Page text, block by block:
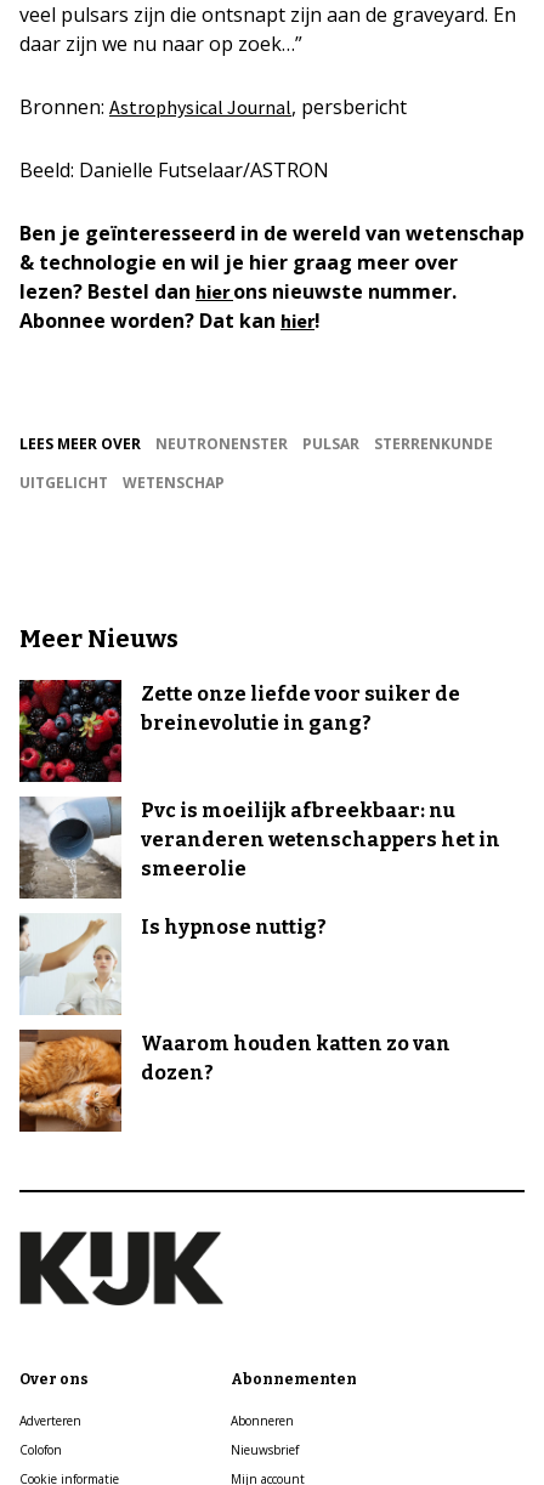
veel pulsars zijn die ontsnapt zijn aan de graveyard. En
daar zijn we nu naar op zoek…”
Bronnen: Astrophysical Journal, persbericht
Beeld: Danielle Futselaar/ASTRON
Ben je geïnteresseerd in de wereld van wetenschap
& technologie en wil je hier graag meer over
lezen? Bestel dan hierons nieuwste nummer.
Abonnee worden? Dat kan hier!
LEES MEER OVER NEUTRONENSTER PULSAR
STERRENKUNDE
UITGELICHT
WETENSCHAP
Meer Nieuws
Zette onze liefde voor suiker de
breinevolutie in gang?
Pvc is moeilijk afbreekbaar: nu
veranderen wetenschappers het in
smeerolie
Is hypnose nuttig?
Waarom houden katten zo van
dozen?
Over ons
Adverteren
Colofon
Cookie informatie
Abonnementen
Abonneren
Nieuwsbrief
Mijn account